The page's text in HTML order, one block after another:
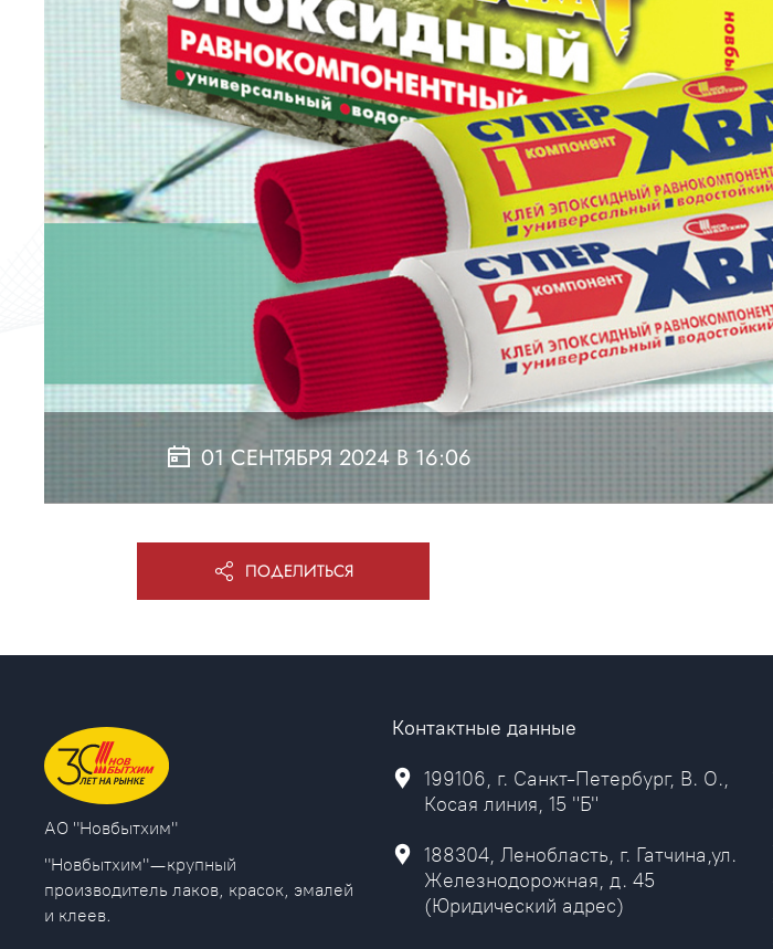
01 СЕНТЯБРЯ 2024 В 16:06
ПОДЕЛИТЬСЯ
AO "Новбытхим"
"Новбытхим" — крупный
производитель лаков, красок, эмалей
и клеев.
Контактные данные
199106, г. Санкт-Петербург, В. О.,
Косая линия, 15 "Б"
188304, Ленобласть, г. Гатчина,ул.
Железнодорожная, д. 45
(Юридический адрес)